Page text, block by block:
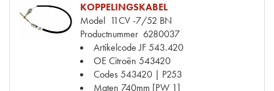
KOPPELINGSKABEL
Model 11CV -7/52 BN
Productnummer 6280037
Artikelcode JF543.420
OE Citroën 543420
Codes543420 | P253
Maten 740mm [PW 1]